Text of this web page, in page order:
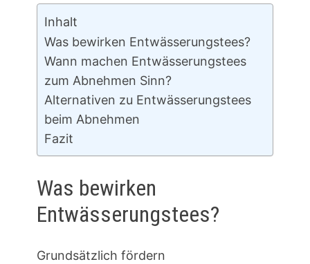
Inhalt
Was bewirken Entwässerungstees?
Wann machen Entwässerungstees
zum Abnehmen Sinn?
Alternativen zu Entwässerungstees
beim Abnehmen
Fazit
Was bewirken
Entwässerungstees?
Grundsätzlich fördern